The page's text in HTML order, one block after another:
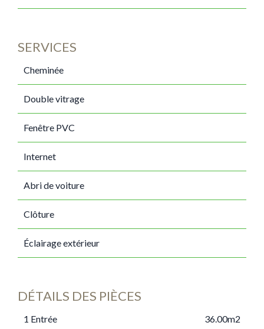
SERVICES
Cheminée
Double vitrage
Fenêtre PVC
Internet
Abri de voiture
Clôture
Éclairage extérieur
DÉTAILS DES PIÈCES
1 Entrée 36.00m2